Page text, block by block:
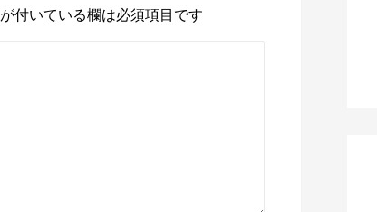
が付いている欄は必須項目です